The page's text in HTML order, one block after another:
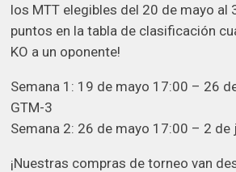
los MTT elegibles del 20 de mayo al
puntos en la tabla de clasificación
KO a un oponente!
Semana 1: 19 de mayo 17:00 – 26
GTM-3
Semana 2: 26 de mayo 17:00 – 2 de
¡Nuestras compras de torneo van